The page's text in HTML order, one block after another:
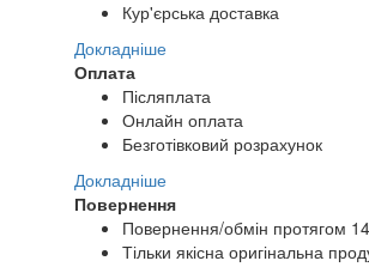
Кур'єрська доставка
Докладніше
Оплата
Післяплата
Онлайн оплата
Безготівковий розрахунок
Докладніше
Повернення
Повернення/обмін протягом
Тільки якісна оригінальна